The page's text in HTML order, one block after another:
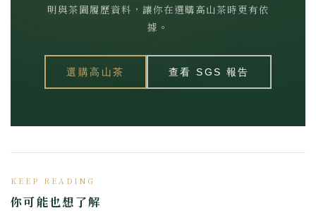
明與茶園履歷資料，讓你在選購高山茶時更有依
據。
選購高山茶 查看 SGS 報告
KEEP READING
你可能也想了解